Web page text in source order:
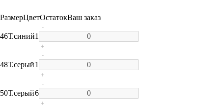
РазмерЦветОстатокВаш заказ
46Т.синий1
-
+
48Т.серый1
-
+
50Т.серый6
-
+